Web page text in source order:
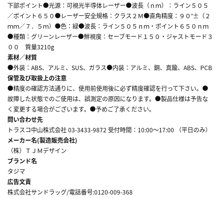
下部ポイント●光源：可視光半導体レーザー●波長（ｎｍ）：ライン５０５
／ポイント６５０●レーザー安全規格：クラス２Ｍ●直角精度：９０°±（２
ｍｍ／７．５ｍ）●色：緑●波長：ライン５０５ｎｍ・ポイント６５０ｎｍ
●種類：グリーンレーザー●鮮視度：セーブモード１５０・ジャストモード３
００ 質量3210g
素材／材質
●外装：ABS、アルミ、SUS、ガラス●内装：アルミ、銅、真鍮、ABS、PCB
保管及び取扱上の注意
●精度の確認方法通りに、使用前使用後に必ず精度確認を行って下さい。●
故障した状態でのご使用は、誤測定の原因になります。●製品仕様は予告な
く変更する場合がございます。●予めご了承ください。
問い合わせ先
トラスコ中山株式会社 03-3433-9872 受付時間：10:00～17:00 （平日のみ）
メーカー名(製造販売会社)
（株）ＴＪＭデザイン
ブランド名
タジマ
広告文責
株式会社サンドラッグ/電話番号:0120-009-368